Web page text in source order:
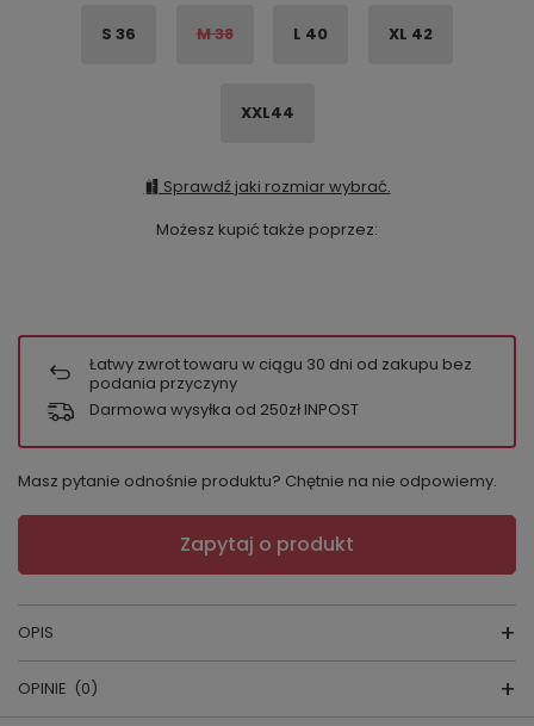
S 36 M 38 L 40 XL 42
XXL44
Sprawdź jaki rozmiar wybrać.
Możesz kupić także poprzez:
Łatwy zwrot towaru w ciągu 30 dni od zakupu bez
podania przyczyny
Darmowa wysyłka od 250zł INPOST
Masz pytanie odnośnie produktu? Chętnie na nie odpowiemy.
Zapytaj o produkt
OPIS
OPINIE (0)